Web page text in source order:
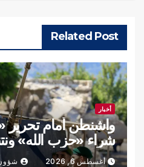
Related Post
أخبار
واشنطن أمام تحرير
شراء «حزب الله»
أغسطس 6, 2026